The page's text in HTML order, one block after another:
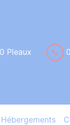
Pleaux
Hébergements